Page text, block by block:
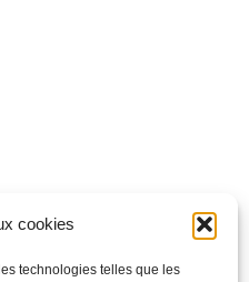
cookies
technologies telles que les